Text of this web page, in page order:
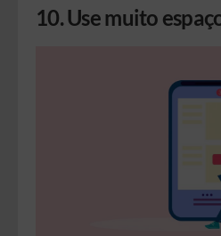
10. Use muito